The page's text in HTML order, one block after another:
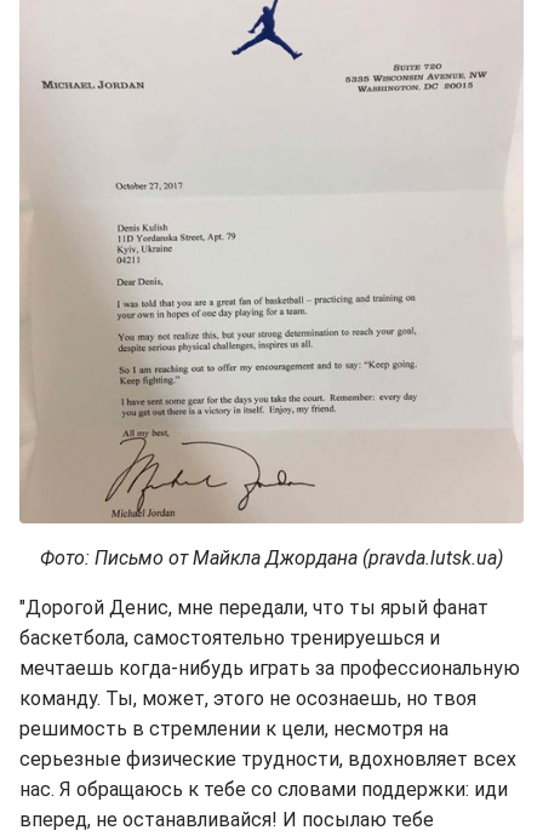
Фото: Письмо от Майкла Джордана (pravda.lutsk.ua)
"Дорогой Денис, мне передали, что ты ярый фанат
баскетбола, самостоятельно тренируешься и
мечтаешь когда-нибудь играть за профессиональную
команду. Ты, может, этого не осознаешь, но твоя
решимость в стремлении к цели, несмотря на
серьезные физические трудности, вдохновляет всех
нас. Я обращаюсь к тебе со словами поддержки: иди
вперед, не останавливайся! И посылаю тебе